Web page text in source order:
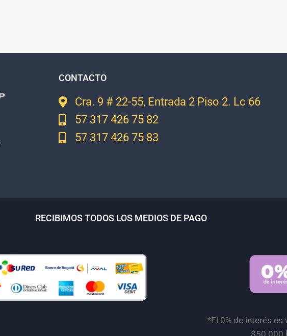
CONTACTO
Cra. 9 # 22-55, Entrada 2 Piso 2. Lc 66
57 317 426 75 82
57 317 426 75 83
RECIBIMOS TODOS LOS MEDIOS DE PAGO
*El 0% de interés